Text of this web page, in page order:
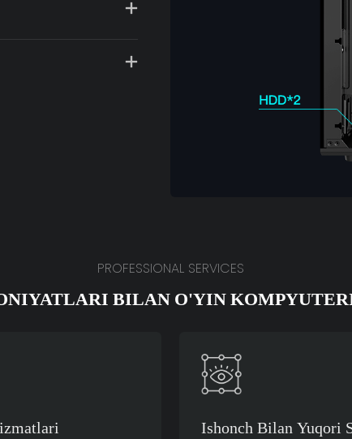
PROFESSIONAL SERVICES
BILAN O'YIN
Ishonch Bilan Yuqori